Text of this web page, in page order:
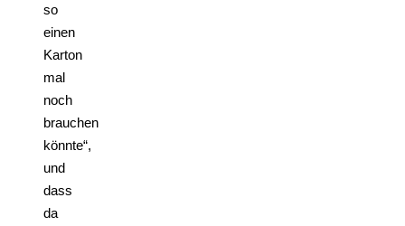
so
einen
Karton
mal
noch
brauchen
könnte“,
und
dass
da